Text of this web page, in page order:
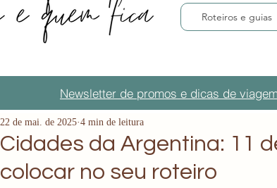
Roteiros e guias
Newsletter de promos e dicas de
Cidades da Argentina: 11
colocar no seu roteiro
22 de mai. de 2025 4 min de leitura